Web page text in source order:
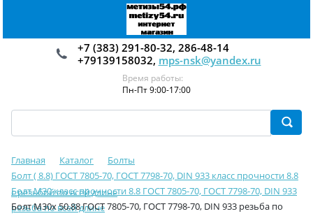
+7 (383) 291-80-32, 286-48-14
+79139158032, mps-nsk@yandex.ru
Время работы:
Пн-Пт 9:00-17:00
Главная Каталог
Болты
Болт ( 8.8) ГОСТ 7805-70, ГОСТ 7798-70, DIN 933 класс прочности 8.8
с резьбой по всей длине
Болт М30 класс прочности 8.8 ГОСТ 7805-70, ГОСТ 7798-70, DIN 933
резьба по всей длине
Болт М30х 50.88 ГОСТ 7805-70, ГОСТ 7798-70, DIN 933 резьба по